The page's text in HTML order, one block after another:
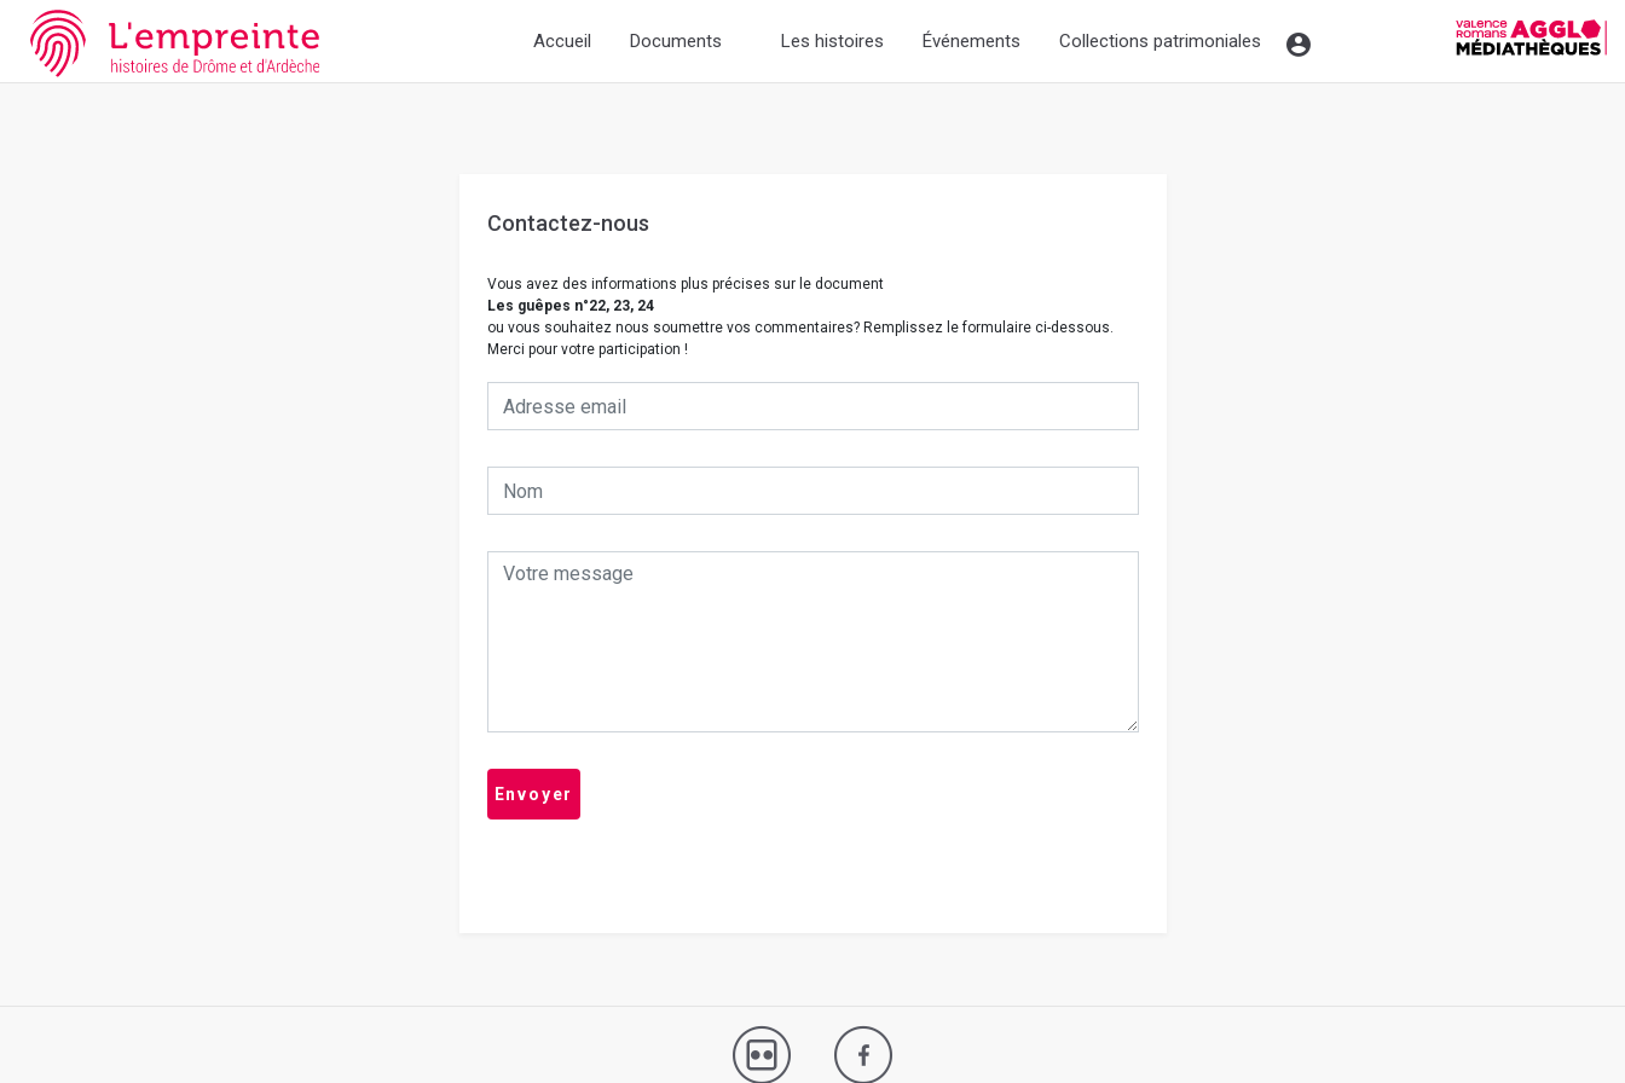
Array ( [slug] => nous-contacter [doc] => P1653-22-23-24 )
Accueil Documents Les histoires Événements Collections patrimoniales
Contactez-nous
Vous avez des informations plus précises sur le document
Les guêpes n°22, 23, 24
ou vous souhaitez nous soumettre vos commentaires? Remplissez le formulaire ci-dessous.
Merci pour votre participation !